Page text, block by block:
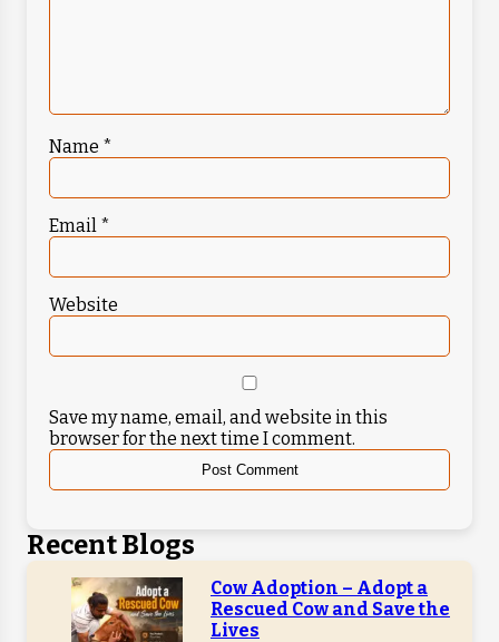
Name *
Email *
Website
Save my name, email, and website in this
browser for the next time I comment.
Recent Blogs
Cow Adoption – Adopt a
Rescued Cow and Save the
Lives